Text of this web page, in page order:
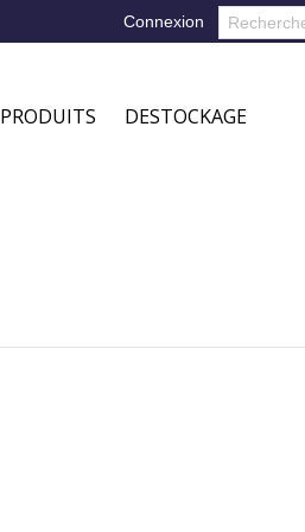
Connexion
PRODUITS DESTOCKAGE